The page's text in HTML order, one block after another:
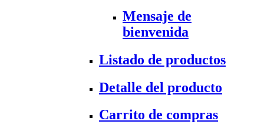
Mensaje de
bienvenida
Listado de productos
Detalle del producto
Carrito de compras